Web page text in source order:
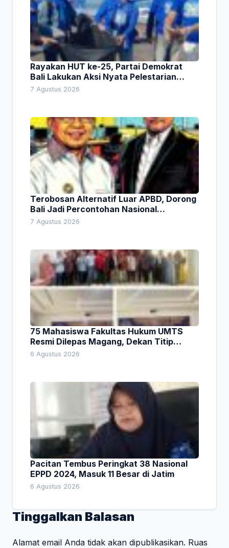
Rayakan HUT ke-25, Partai Demokrat
Bali Lakukan Aksi Nyata Pelestarian
Lingkungan
7 Agustus 2026
Terobosan Alternatif Luar APBD, Dorong
Bali Jadi Percontohan Nasional
Pembiayaan Daerah
7 Agustus 2026
75 Mahasiswa Fakultas Hukum UMTS
Resmi Dilepas Magang, Dekan Titip
Empat Pesan Penting
6 Agustus 2026
Pacitan Tembus Peringkat 38 Nasional
EPPD 2024, Masuk 11 Besar di Jatim
6 Agustus 2026
Tinggalkan Balasan
Alamat email Anda tidak akan dipublikasikan. Ruas